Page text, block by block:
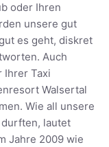
oder Ihren
unsere gut
es geht, diskret
Auch
Ihrer Taxi
Walsertal
Wie all unsere
lautet
Jahre 2009 wie